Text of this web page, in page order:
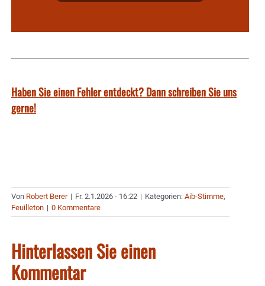
Haben Sie einen Fehler entdeckt? Dann schreiben Sie uns
gerne!
Von Robert Berer | Fr. 2.1.2026 - 16:22 | Kategorien: Aib-Stimme,
Feuilleton | 0 Kommentare
Hinterlassen Sie einen
Kommentar